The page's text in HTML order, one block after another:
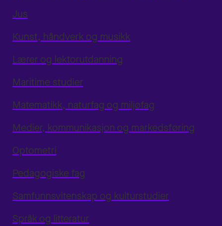
Jus
Kunst, håndverk og musikk
Lærer og lektorutdanning
Maritime studier
Matematikk, naturfag og miljøfag
Medier, kommunikasjon og markedsføring
Optometri
Pedagogiske fag
Samfunnsvitenskap og kulturstudier
Språk og litteratur